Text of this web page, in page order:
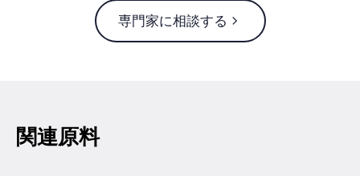
専門家に相談する
関連原料